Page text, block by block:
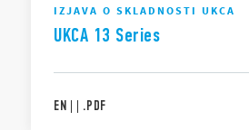
IZJAVA O SKLADNOSTI UKCA
UKCA 13 Series
EN | | .PDF